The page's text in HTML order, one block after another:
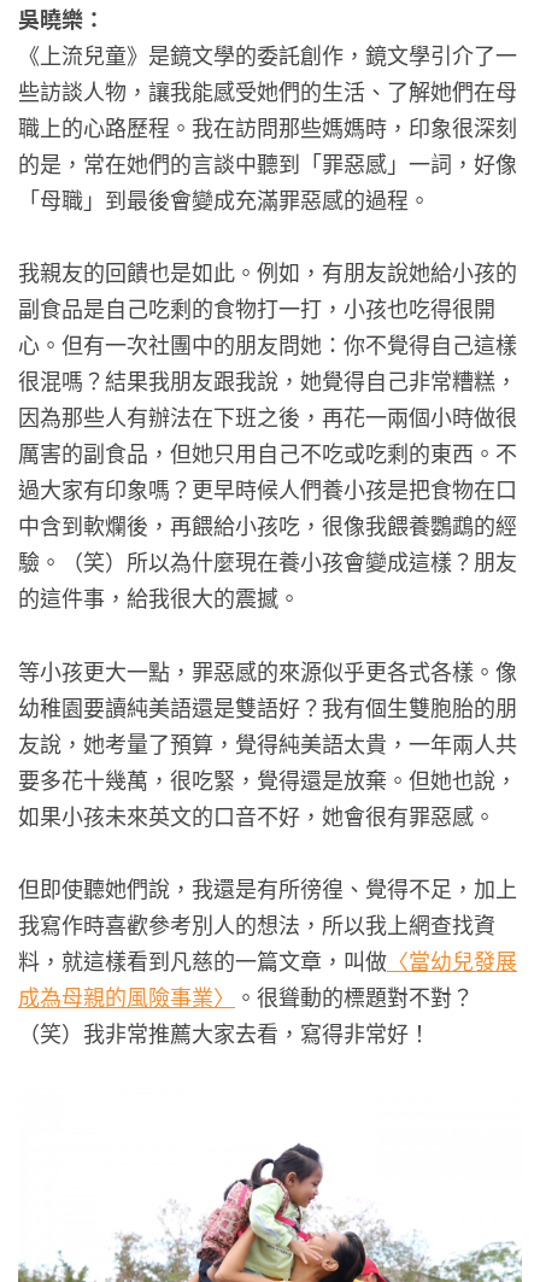
吳曉樂：
《上流兒童》是鏡文學的委託創作，鏡文學引介了一
些訪談人物，讓我能感受她們的生活、了解她們在母
職上的心路歷程。我在訪問那些媽媽時，印象很深刻
的是，常在她們的言談中聽到「罪惡感」一詞，好像
「母職」到最後會變成充滿罪惡感的過程。
我親友的回饋也是如此。例如，有朋友說她給小孩的
副食品是自己吃剩的食物打一打，小孩也吃得很開
心。但有一次社團中的朋友問她：你不覺得自己這樣
很混嗎？結果我朋友跟我說，她覺得自己非常糟糕，
因為那些人有辦法在下班之後，再花一兩個小時做很
厲害的副食品，但她只用自己不吃或吃剩的東西。不
過大家有印象嗎？更早時候人們養小孩是把食物在口
中含到軟爛後，再餵給小孩吃，很像我餵養鸚鵡的經
驗。（笑）所以為什麼現在養小孩會變成這樣？朋友
的這件事，給我很大的震撼。
等小孩更大一點，罪惡感的來源似乎更各式各樣。像
幼稚園要讀純美語還是雙語好？我有個生雙胞胎的朋
友說，她考量了預算，覺得純美語太貴，一年兩人共
要多花十幾萬，很吃緊，覺得還是放棄。但她也說，
如果小孩未來英文的口音不好，她會很有罪惡感。
但即使聽她們說，我還是有所徬徨、覺得不足，加上
我寫作時喜歡參考別人的想法，所以我上網查找資
料，就這樣看到凡慈的一篇文章，叫做 〈當幼兒發展
成為母親的風險事業〉
。很聳動的標題對不對？
（笑）我非常推薦大家去看，寫得非常好！